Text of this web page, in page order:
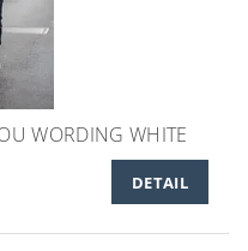
WORDING WHITE
DETAIL